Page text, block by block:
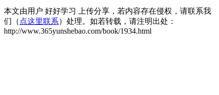
本文由用户 好好学习 上传分享，若内容存在侵权，请联系我
们（ 点这里联系）处理。如若转载，请注明出处：
http://www.365yunshebao.com/book/1934.html